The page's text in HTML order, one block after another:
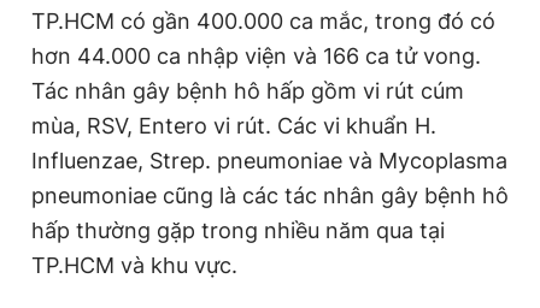
TP.HCM có gần 400.000 ca mắc, trong đó có
hơn 44.000 ca nhập viện và 166 ca tử vong.
Tác nhân gây bệnh hô hấp gồm vi rút cúm
mùa, RSV, Entero vi rút. Các vi khuẩn H.
Influenzae, Strep. pneumoniae và Mycoplasma
pneumoniae cũng là các tác nhân gây bệnh hô
hấp thường gặp trong nhiều năm qua tại
TP.HCM và khu vực.